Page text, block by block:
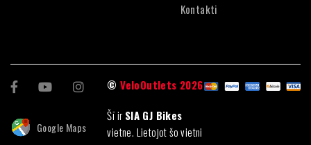
Kontakti
Google Maps
©VeloOutlets 2026
Šī irSIA GJ Bikes
vietne. Lietojot šo vietni